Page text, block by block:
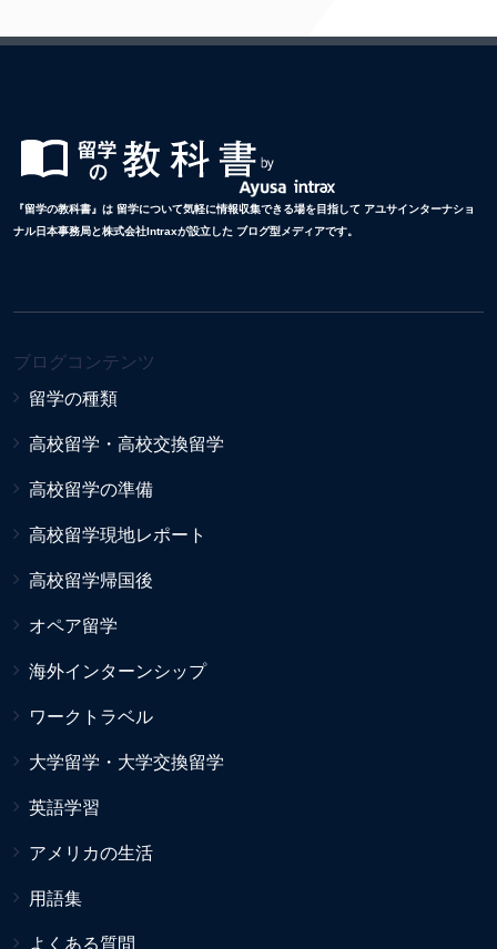
『留学の教科書』は 留学について気軽に情報収集できる場を目指して アユサインターナショ
ナル日本事務局と株式会社Intraxが設立した ブログ型メディアです。
ブログコンテンツ
留学の種類
高校留学・高校交換留学
高校留学の準備
高校留学現地レポート
高校留学帰国後
オペア留学
海外インターンシップ
ワークトラベル
大学留学・大学交換留学
英語学習
アメリカの生活
用語集
よくある質問